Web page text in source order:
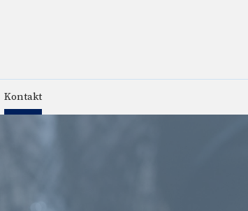
Kontakt